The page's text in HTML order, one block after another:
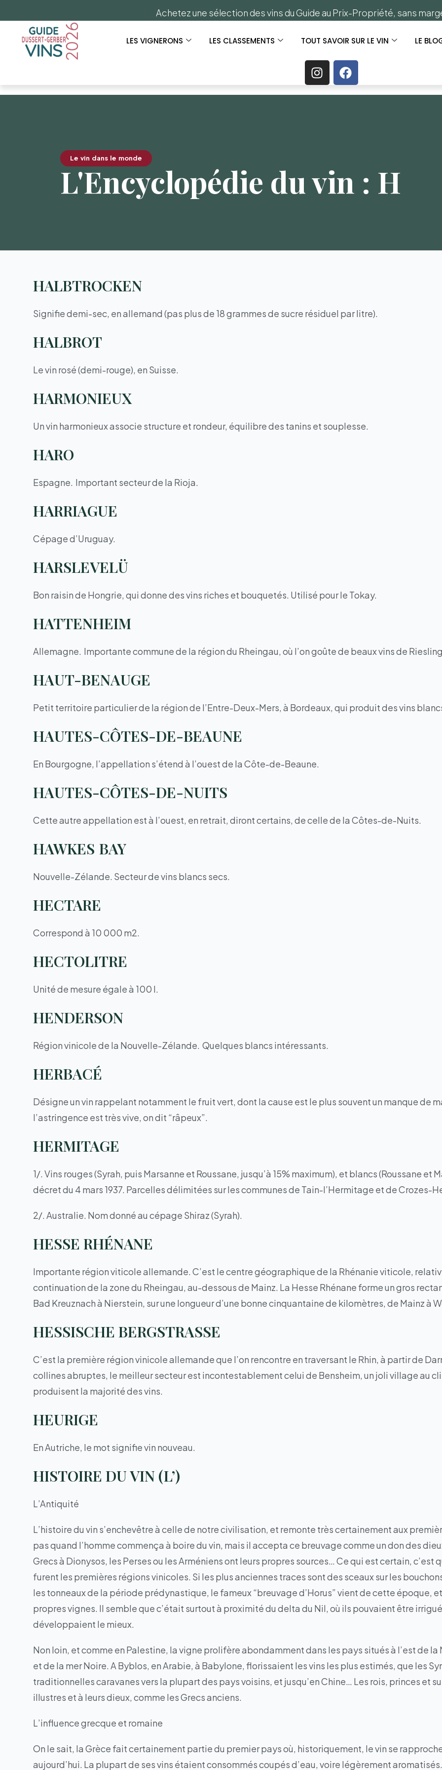
Achetez une sélection des vins du Guide au Prix-Propriété, sans
LES VIGNERONS LES CLASSEMENTS TOUT SAVOIR SUR LE VIN LE
Le vin dans le monde
L'Encyclopédie du vin : H
HALBTROCKEN
Signifie demi-sec, en allemand (pas plus de 18 grammes de sucre résiduel par litre).
HALBROT
Le vin rosé (demi-rouge), en Suisse.
HARMONIEUX
Un vin harmonieux associe structure et rondeur, équilibre des tanins et souplesse.
HARO
Espagne. Important secteur de la Rioja.
HARRIAGUE
Cépage d’Uruguay.
HARSLEVELÜ
Bon raisin de Hongrie, qui donne des vins riches et bouquetés. Utilisé pour le Tokay.
HATTENHEIM
Allemagne. Importante commune de la région du Rheingau, où l’on goûte de beaux vins de
HAUT-BENAUGE
Petit territoire particulier de la région de l’Entre-Deux-Mers, à Bordeaux, qui produit des vins
HAUTES-CÔTES-DE-BEAUNE
En Bourgogne, l’appellation s’étend à l’ouest de la Côte-de-Beaune.
HAUTES-CÔTES-DE-NUITS
Cette autre appellation est à l’ouest, en retrait, diront certains, de celle de la Côtes-de-Nuits.
HAWKES BAY
Nouvelle-Zélande. Secteur de vins blancs secs.
HECTARE
Correspond à 10 000 m2.
HECTOLITRE
Unité de mesure égale à 100 l.
HENDERSON
Région vinicole de la Nouvelle-Zélande. Quelques blancs intéressants.
HERBACÉ
Désigne un vin rappelant notamment le fruit vert, dont la cause est le plus souvent un manque de
l’astringence est très vive, on dit “râpeux”.
HERMITAGE
1/. Vins rouges (Syrah, puis Marsanne et Roussane, jusqu’à 15% maximum), et blancs (Roussane et
décret du 4 mars 1937. Parcelles délimitées sur les communes de Tain-l’Hermitage et de Crozes-
2/. Australie. Nom donné au cépage Shiraz (Syrah).
HESSE RHÉNANE
Importante région viticole allemande. C’est le centre géographique de la Rhénanie viticole,
continuation de la zone du Rheingau, au-dessous de Mainz. La Hesse Rhénane forme un gros
Bad Kreuznach à Nierstein, sur une longueur d’une bonne cinquantaine de kilomètres, de Mainz à
HESSISCHE BERGSTRASSE
C’est la première région vinicole allemande que l’on rencontre en traversant le Rhin, à partir de
collines abruptes, le meilleur secteur est incontestablement celui de Bensheim, un joli village au
produisent la majorité des vins.
HEURIGE
En Autriche, le mot signifie vin nouveau.
HISTOIRE DU VIN (L’)
L’Antiquité
L’histoire du vin s’enchevêtre à celle de notre civilisation, et remonte très certainement aux
pas quand l’homme commença à boire du vin, mais il accepta ce breuvage comme un don des
Grecs à Dionysos, les Perses ou les Arméniens ont leurs propres sources… Ce qui est certain,
furent les premières régions vinicoles. Si les plus anciennes traces sont des sceaux sur les
les tonneaux de la période prédynastique, le fameux “breuvage d’Horus” vient de cette époque,
propres vignes. Il semble que c’était surtout à proximité du delta du Nil, où ils pouvaient être
développaient le mieux.
Non loin, et comme en Palestine, la vigne prolifère abondamment dans les pays situés à l’est de
et de la mer Noire. A Byblos, en Arabie, à Babylone, florissaient les vins les plus estimés, que les
traditionnelles caravanes vers la plupart des pays voisins, et jusqu’en Chine… Les rois, princes et
illustres et à leurs dieux, comme les Grecs anciens.
L’influence grecque et romaine
On le sait, la Grèce fait certainement partie du premier pays où, historiquement, le vin se
aujourd’hui. La plupart de ses vins étaient consommés coupés d’eau, voire légèrement